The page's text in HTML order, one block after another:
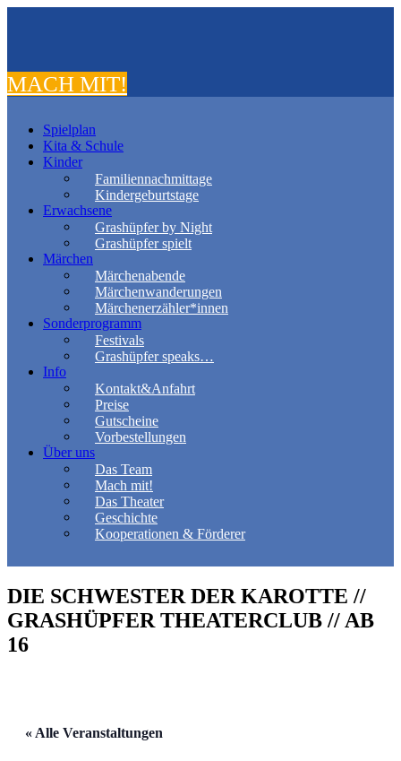
MACH MIT!
Spielplan
Kita & Schule
Kinder
Familiennachmittage
Kindergeburtstage
Erwachsene
Grashüpfer by Night
Grashüpfer spielt
Märchen
Märchenabende
Märchenwanderungen
Märchenerzähler*innen
Sonderprogramm
Festivals
Grashüpfer speaks…
Info
Kontakt&Anfahrt
Preise
Gutscheine
Vorbestellungen
Über uns
Das Team
Mach mit!
Das Theater
Geschichte
Kooperationen & Förderer
DIE SCHWESTER DER KAROTTE //
GRASHÜPFER THEATERCLUB // AB
16
« Alle Veranstaltungen